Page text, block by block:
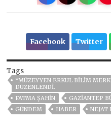
Facebook Twitter
Tags
“MÜZEYYEN ERKUL BILIM
DÜZENLENDI.
FATMA ŞAHİN
GAZİANTEP
GÜNDEM
HABER NEJAT